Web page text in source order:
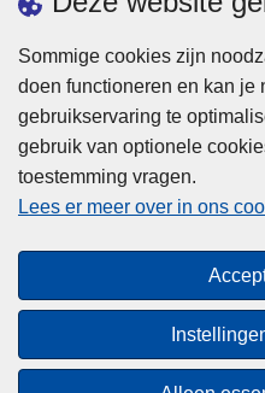
Sommige cookies zijn
doen functioneren en kan je
gebruikservaring te
gebruik van optionele
toestemming vragen.
Lees er meer over in ons
© 2026